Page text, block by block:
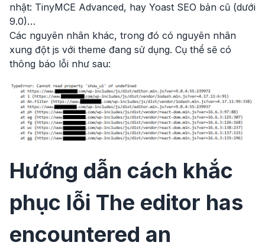
nhật: TinyMCE Advanced, hay Yoast SEO bản cũ (dưới
9.0)…
Các nguyên nhân khác, trong đó có nguyên nhân
xung đột js với theme đang sử dụng. Cụ thể sẽ có
thông báo lỗi như sau:
Hướng dẫn cách khắc
phục lỗi The editor has
encountered an